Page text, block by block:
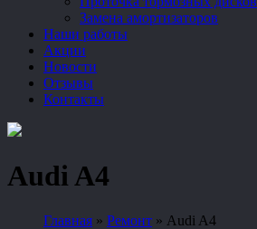
Замена амортизаторов
Наши работы
Акции
Новости
Отзывы
Контакты
Audi A4
Главная » Ремонт » Audi A4